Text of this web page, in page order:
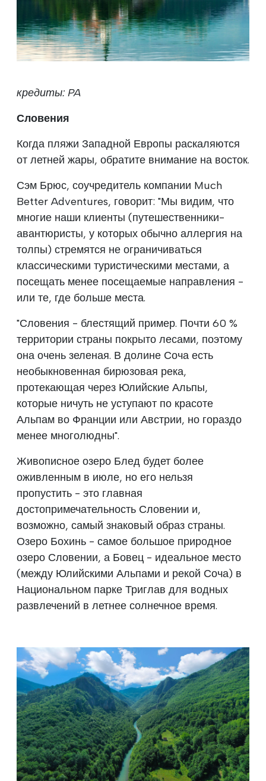
кредиты: PA
Словения
Когда пляжи Западной Европы раскаляются
от летней жары, обратите внимание на восток.
Сэм Брюс, соучредитель компании Much
Better Adventures, говорит: "Мы видим, что
многие наши клиенты (путешественники-
авантюристы, у которых обычно аллергия на
толпы) стремятся не ограничиваться
классическими туристическими местами, а
посещать менее посещаемые направления -
или те, где больше места.
"Словения - блестящий пример. Почти 60 %
территории страны покрыто лесами, поэтому
она очень зеленая. В долине Соча есть
необыкновенная бирюзовая река,
протекающая через Юлийские Альпы,
которые ничуть не уступают по красоте
Альпам во Франции или Австрии, но гораздо
менее многолюдны".
Живописное озеро Блед будет более
оживленным в июле, но его нельзя
пропустить - это главная
достопримечательность Словении и,
возможно, самый знаковый образ страны.
Озеро Бохинь - самое большое природное
озеро Словении, а Бовец - идеальное место
(между Юлийскими Альпами и рекой Соча) в
Национальном парке Триглав для водных
развлечений в летнее солнечное время.